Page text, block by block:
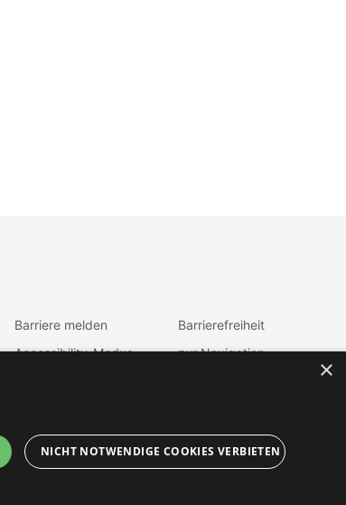
Barriere melden
Accessibility-Modus
Barrierefreiheit
zur Navigation
×
NICHT NOTWENDIGE COOKIES VERBIETEN